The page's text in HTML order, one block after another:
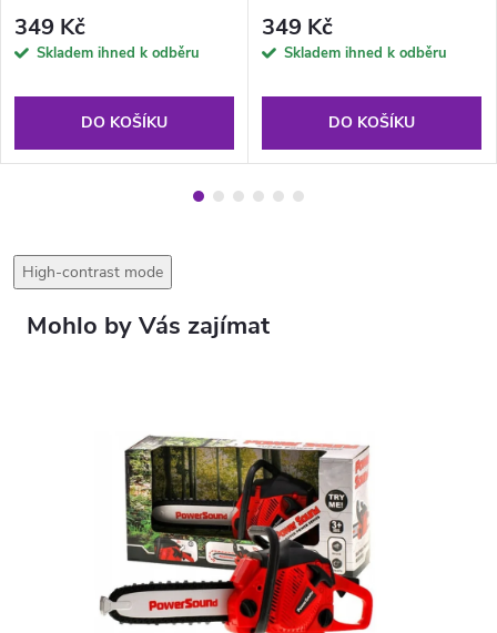
349 Kč
Skladem ihned k odběru
DO KOŠÍKU
349 Kč
Skladem ihned k odběru
DO KOŠÍKU
High-contrast mode